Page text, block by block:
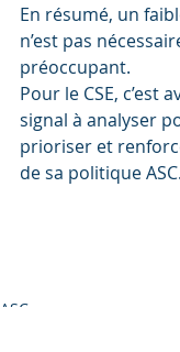
En résumé, un
n’est pas
préoccupant.
Pour le CSE, c’est
signal à analyser
prioriser et
de sa politique ASC.
ASC